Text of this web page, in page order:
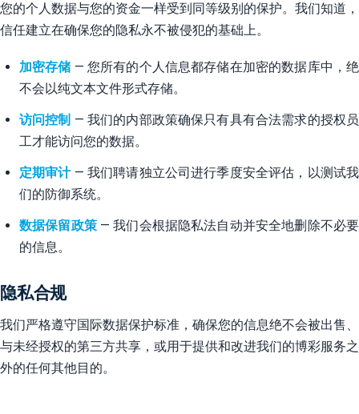
您的个人数据与您的资金一样受到同等级别的保护。我们知道，
信任建立在确保您的隐私永不被侵犯的基础上。
加密存储 — 您所有的个人信息都存储在加密的数据库中，绝
不会以纯文本文件形式存储。
访问控制 — 我们的内部政策确保只有具有合法需求的授权员
工才能访问您的数据。
定期审计— 我们聘请独立公司进行季度安全评估，以测试我
们的防御系统。
数据保留政策— 我们会根据隐私法自动并安全地删除不必要
的信息。
隐私合规
我们严格遵守国际数据保护标准，确保您的信息绝不会被出售、
与未经授权的第三方共享，或用于提供和改进我们的博彩服务之
外的任何其他目的。